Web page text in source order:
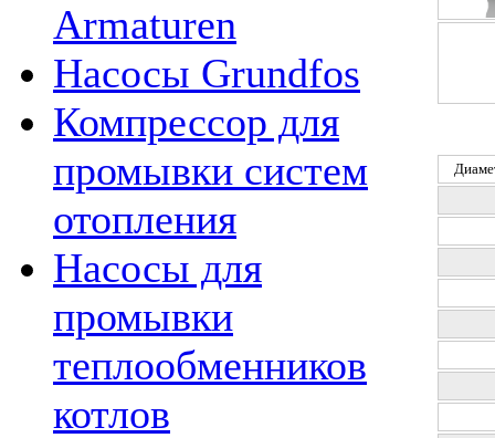
Armaturen
Насосы Grundfos
Компрессор для
промывки систем
отопления
Насосы для
промывки
теплообменников
котлов